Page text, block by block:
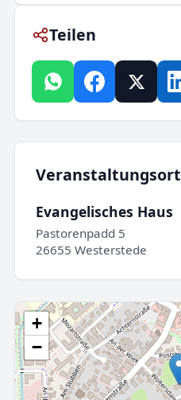
Teilen
Veranstaltungsort
Evangelisches Haus
Pastorenpadd 5
26655 Westerstede
+
−